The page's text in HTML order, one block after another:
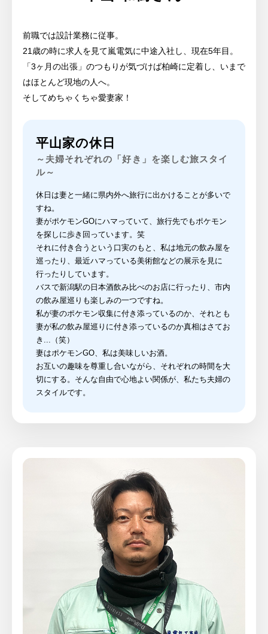
前職では設計業務に従事。
21歳の時に求人を見て嵐電気に中途入社し、現在5年目。
「3ヶ月の出張」のつもりが気づけば柏崎に定着し、いまで
はほとんど現地の人へ。
そしてめちゃくちゃ愛妻家！
平山家の休日
～夫婦それぞれの「好き」を楽しむ旅スタイ
ル～
休日は妻と一緒に県内外へ旅行に出かけることが多いで
すね。
妻がポケモンGOにハマっていて、旅行先でもポケモン
を探しに歩き回っています。笑
それに付き合うという口実のもと、私は地元の飲み屋を
巡ったり、最近ハマっている美術館などの展示を見に
行ったりしています。
バスで新潟駅の日本酒飲み比べのお店に行ったり、市内
の飲み屋巡りも楽しみの一つですね。
私が妻のポケモン収集に付き添っているのか、それとも
妻が私の飲み屋巡りに付き添っているのか真相はさてお
き...（笑）
妻はポケモンGO、私は美味しいお酒。
お互いの趣味を尊重し合いながら、それぞれの時間を大
切にする。そんな自由で心地よい関係が、私たち夫婦の
スタイルです。